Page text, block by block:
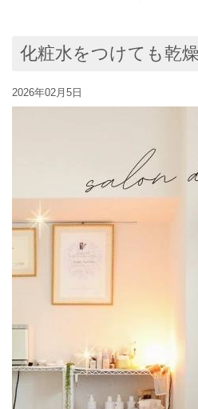
化粧水をつけても乾
2026年02月5日